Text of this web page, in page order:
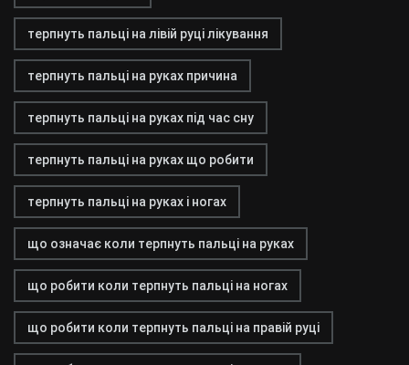
терпнуть пальці на лівій руці лікування
терпнуть пальці на руках причина
терпнуть пальці на руках під час сну
терпнуть пальці на руках що робити
терпнуть пальці на руках і ногах
що означає коли терпнуть пальці на руках
що робити коли терпнуть пальці на ногах
що робити коли терпнуть пальці на правій руці